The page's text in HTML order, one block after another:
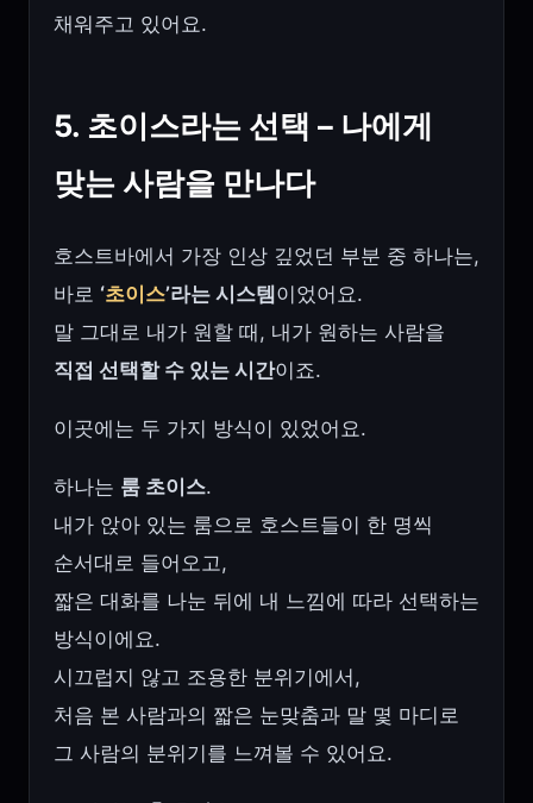
채워주고 있어요.
5. 초이스라는 선택 – 나에게
맞는 사람을 만나다
호스트바에서 가장 인상 깊었던 부분 중 하나는,
바로 ‘초이스’라는 시스템 이었어요.
말 그대로 내가 원할 때, 내가 원하는 사람을
직접 선택할 수 있는 시간이죠.
이곳에는 두 가지 방식이 있었어요.
하나는 룸 초이스.
내가 앉아 있는 룸으로 호스트들이 한 명씩
순서대로 들어오고,
짧은 대화를 나눈 뒤에 내 느낌에 따라 선택하는
방식이에요.
시끄럽지 않고 조용한 분위기에서,
처음 본 사람과의 짧은 눈맞춤과 말 몇 마디로
그 사람의 분위기를 느껴볼 수 있어요.